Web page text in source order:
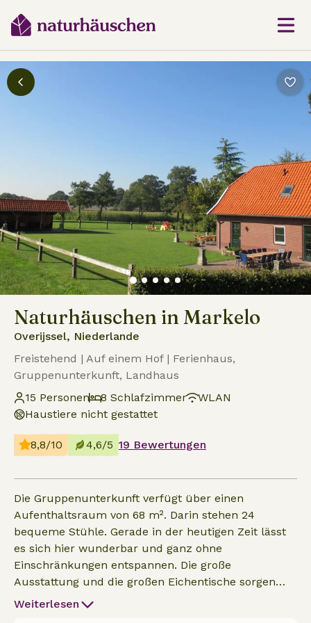
Naturhäuschen in Markelo
Overijssel, Niederlande
Freistehend | Auf einem Hof | Ferienhaus,
Gruppenunterkunft, Landhaus
15 Personen
8 Schlafzimmer
WLAN
Haustiere nicht gestattet
8,8/10 4,6/5 19 Bewertungen
Die Gruppenunterkunft verfügt über einen
Aufenthaltsraum von 68 m². Darin stehen 24
bequeme Stühle. Gerade in der heutigen Zeit lässt
es sich hier wunderbar und ganz ohne
Einschränkungen entspannen. Die große
Ausstattung und die großen Eichentische sorgen
dafür, dass ihr wunderbar gemeinsam kochen und
Weiterlesen